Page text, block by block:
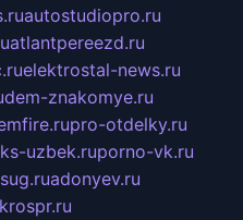
autostudiopro.ru
atlantpereezd.ru
elektrostal-news.ru
znakomye.ru
pro-otdelky.ru
uzbek.ruporno-vk.ru
adonyev.ru
krospr.ru